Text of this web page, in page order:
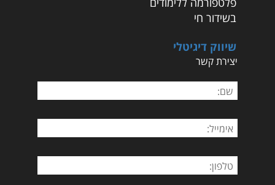
בשידור חי
שיווק דיגיטלי
יצירת קשר